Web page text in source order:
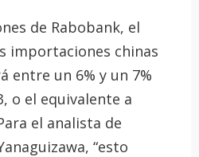
de Rabobank, el
importaciones chinas
entre un 6% y un 7%
o el equivalente a
el analista de
“esto